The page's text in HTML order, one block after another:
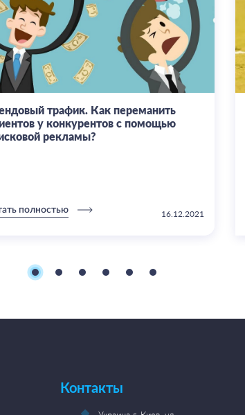
трафик. Как переманить
у конкурентов с помощью
рекламы?
полностью 16.12.2021
Контакты